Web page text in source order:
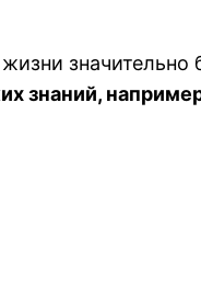
значительно
знаний,